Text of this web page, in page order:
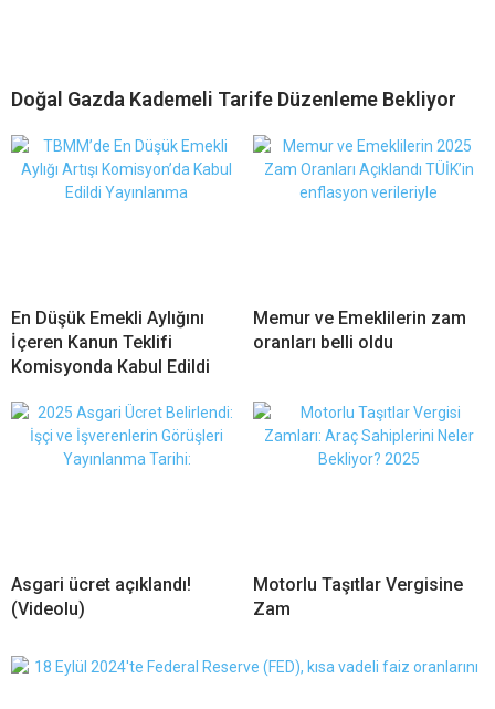
Doğal Gazda Kademeli Tarife Düzenleme Bekliyor
En Düşük Emekli Aylığını
İçeren Kanun Teklifi
Komisyonda Kabul Edildi
Memur ve Emeklilerin zam
oranları belli oldu
Asgari ücret açıklandı!
(Videolu)
Motorlu Taşıtlar Vergisine
Zam